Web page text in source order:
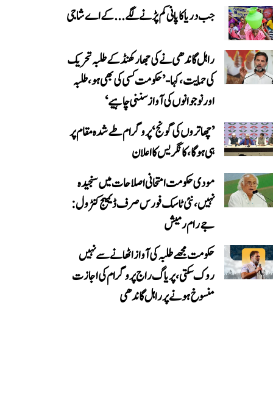
جب دریا کا پانی کم پڑنے لگے...کے اے شاجی
راہل گاندھی نے کی جھارکھنڈ کے طلبہ تحریک
کی حمایت، کہا- ’حکومت کسی کی بھی ہو، طلبہ
اور نوجوانوں کی آواز سننی چاہیے‘
’چھاتروں کی گونج‘ پروگرام طے شدہ مقام پر
ہی ہوگا، کانگریس کا اعلان
مودی حکومت امتحانی اصلاحات میں سنجیدہ
نہیں، نئی ٹاسک فورس صرف ڈیمیج کنٹرول:
جے رام رمیش
حکومت مجھے طلبہ کی آواز اٹھانے سے نہیں
روک سکتی، پریاگ راج پروگرام کی اجازت
منسوخ ہونے پر راہل گاندھی